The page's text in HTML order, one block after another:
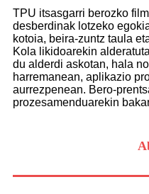
TPU itsasgarri berozko
desberdinak lotzeko
kotoia, beira-zuntz taula
Kola likidoarekin
du alderdi askotan, hala
harremanean, aplikazio
aurrezpenean. Bero-
prozesamenduarekin